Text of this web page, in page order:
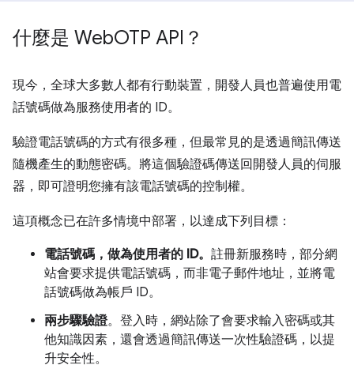
什麼是 WebOTP API？
現今，全球大多數人都有行動裝置，開發人員也普遍使用電
話號碼做為服務使用者的 ID。
驗證電話號碼的方式有很多種，但最常見的是透過簡訊傳送
隨機產生的動態密碼。將這個驗證碼傳送回開發人員的伺服
器，即可證明您擁有該電話號碼的控制權。
這項概念已在許多情境中部署，以達成下列目標：
電話號碼，做為使用者的 ID。 註冊新服務時，部分網
站會要求提供電話號碼，而非電子郵件地址，並將電
話號碼做為帳戶 ID。
兩步驟驗證。登入時，網站除了會要求輸入密碼或其
他知識因素，還會透過簡訊傳送一次性驗證碼，以提
升安全性。